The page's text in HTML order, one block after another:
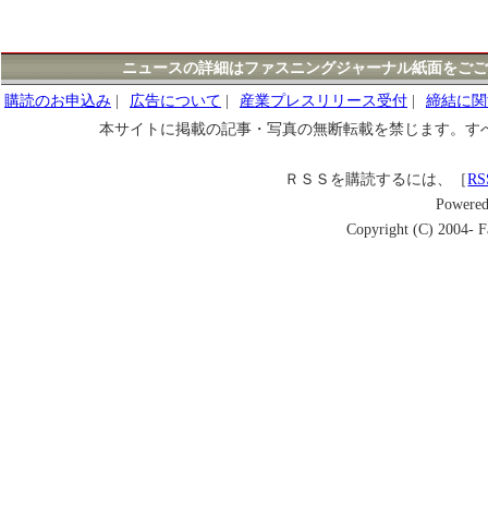
ニュースの詳細はファスニングジャーナル紙面をご
購読のお申込み
広告について 産業プレスリリース受付
締結に
本サイトに掲載の記事・写真の無断転載を禁じます。
ＲＳＳを購読するには、［
Copyright (C) 2004-